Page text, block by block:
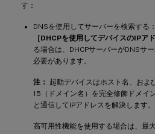
す：
DNSを使用してサーバーを検索する
［DHCPを使用してデバイスのIPア
る場合は、DHCPサーバーがDNSサ
必要があります。
注：
起動デバイスはホスト名、およ
15（ドメイン名）を完全修飾ドメイ
と通信してIPアドレスを解決します。
高可用性機能を使用する場合は、最